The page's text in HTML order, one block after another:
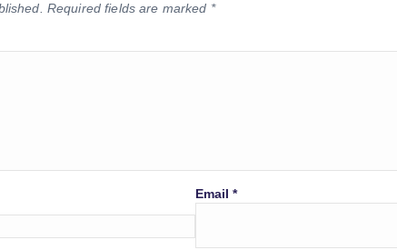
Required fields are marked *
Email*